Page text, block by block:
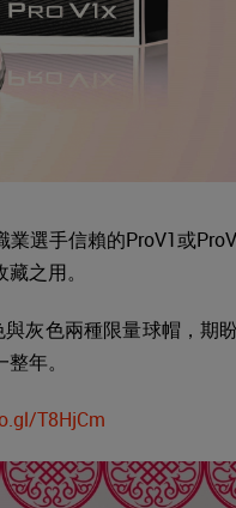
選手信賴的ProV1或
之用。
灰色兩種限量球帽，期
年。
T8HjCm